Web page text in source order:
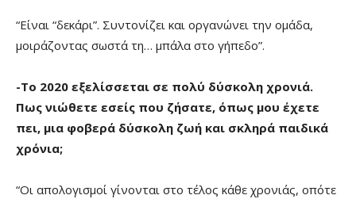
“Είναι “δεκάρι”. Συντονίζει και οργανώνει την ομάδα,
μοιράζοντας σωστά τη… μπάλα στο γήπεδο”.
-Το 2020 εξελίσσεται σε πολύ δύσκολη χρονιά.
Πως νιώθετε εσείς που ζήσατε, όπως μου έχετε
πει, μια φοβερά δύσκολη ζωή και σκληρά παιδικά
χρόνια;
“Οι απολογισμοί γίνονται στο τέλος κάθε χρονιάς, οπότε